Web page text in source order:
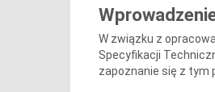
W związku z
Specyfikacji
zapoznanie się z tym